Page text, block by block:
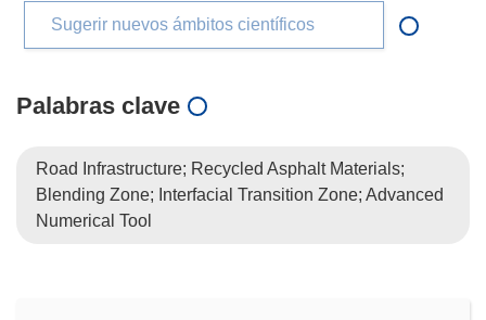
Sugerir nuevos ámbitos científicos
Palabras clave
Road Infrastructure; Recycled Asphalt Materials;
Blending Zone; Interfacial Transition Zone; Advanced
Numerical Tool